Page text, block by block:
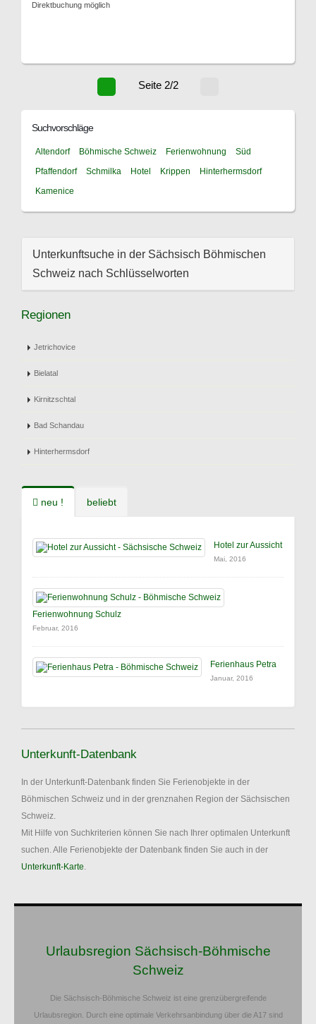
Direktbuchung möglich
Seite 2/2
Suchvorschläge
Altendorf Böhmische Schweiz Ferienwohnung
Süd
Pfaffendorf
Schmilka Hotel Krippen
Hinterhermsdorf
Kamenice
Unterkunftsuche in der Sächsisch Böhmischen
Schweiz nach Schlüsselworten
Regionen
Jetrichovice
Bielatal
Kirnitzschtal
Bad Schandau
Hinterhermsdorf
neu ! beliebt
Hotel zur Aussicht
Mai, 2016
Ferienwohnung Schulz
Februar, 2016
Ferienhaus Petra
Januar, 2016
Unterkunft-Datenbank
In der Unterkunft-Datenbank finden Sie Ferienobjekte in der
Böhmischen Schweiz und in der grenznahen Region der Sächsischen
Schweiz.
Mit Hilfe von Suchkriterien können Sie nach Ihrer optimalen Unterkunft
suchen. Alle Ferienobjekte der Datenbank finden Sie auch in der
Unterkunft-Karte.
Urlaubsregion Sächsisch-Böhmische
Schweiz
Die Sächsisch-Böhmische Schweiz ist eine grenzübergreifende
Urlaubsregion. Durch eine optimale Verkehrsanbindung über die A17 sind